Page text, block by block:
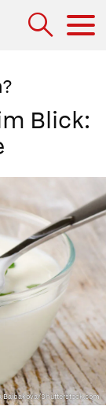
Blick:
Baibakova/Shutterstock.com